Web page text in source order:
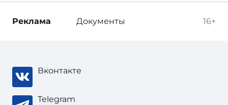
16+
Реклама Документы
Вконтакте
Telegram